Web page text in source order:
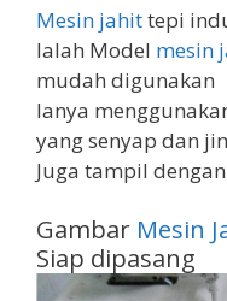
Mesin jahittepi
Ialah Model mesin
mudah digunakan
Ianya
yang senyap dan
Juga tampil
Gambar Mesin
Siap dipasang